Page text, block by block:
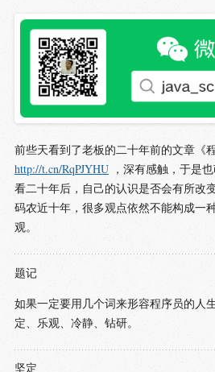
前些天看到了老板的二十年前的文章《
http://t.cn/RqPJYHU ，深有感触，于是
看二十年后，自己的认识是否会有所改
码农近十年，很多观点依然不能构成一
观。
题记
如果一定要用几个词来形容程序员的人
定、乐观、冷静、钻研。
坚定